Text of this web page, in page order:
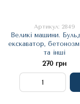
Артикул: 2849
Великі машини.
екскаватор,
та інші
270 грн